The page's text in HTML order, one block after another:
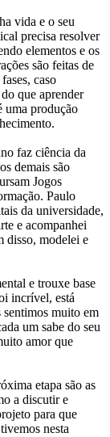
vida e o seu
precisa resolver
elementos e os
são feitas de
caso
que aprender
uma produção
faz ciência da
demais são
Jogos
Paulo
da universidade,
e acompanhei
disso, modelei e
e trouxe base
incrível, está
sentimos muito em
um sabe do seu
amor que
etapa são as
a discutir e
para que
nesta